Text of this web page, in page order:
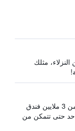
مثلك
يبحث HotelsCombined في أكثر من 3 ملايين فندق
حتى تتمكن من